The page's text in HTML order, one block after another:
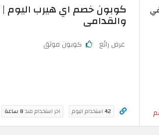
والقدامى
عرض رائع كوبون موثق
42استخدام اليوم اخر استخدام منذ8 ساعة